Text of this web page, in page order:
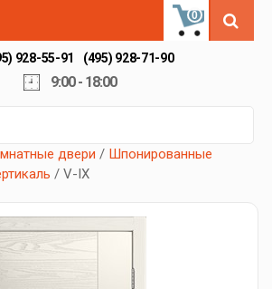
0
928-55-91 (495) 928-71-90
9:00 - 18:00
двери / Шпонированные
/ V-IX